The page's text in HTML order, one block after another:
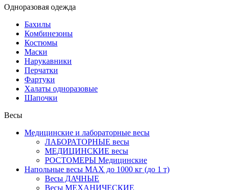
Одноразовая одежда
Бахилы
Комбинезоны
Костюмы
Маски
Нарукавники
Перчатки
Фартуки
Халаты одноразовые
Шапочки
Весы
Медицинские и лабораторные весы
ЛАБОРАТОРНЫЕ весы
МЕДИЦИНСКИЕ весы
РОСТОМЕРЫ Медицинские
Напольные весы MAX до 1000 кг (до 1 т)
Весы ДАЧНЫЕ
Весы МЕХАНИЧЕСКИЕ